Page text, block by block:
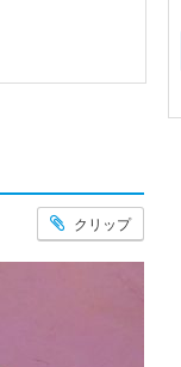
クリップ